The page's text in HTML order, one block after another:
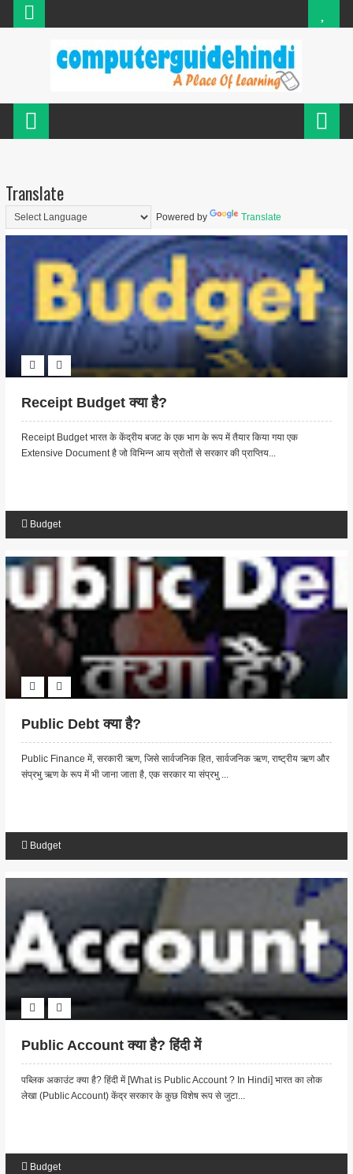
Translate
Powered by Translate
Receipt Budget क्या है?
Receipt Budget भारत के केंद्रीय बजट के एक भाग के रूप में तैयार किया गया एक
Extensive Document है जो विभिन्न आय स्रोतों से सरकार की प्राप्तिय...
Budget
Public Debt क्या है?
Public Finance में, सरकारी ऋण, जिसे सार्वजनिक हित, सार्वजनिक ऋण, राष्ट्रीय ऋण और
संप्रभु ऋण के रूप में भी जाना जाता है, एक सरकार या संप्रभु ...
Budget
Public Account क्या है? हिंदी में
पब्लिक अकाउंट क्या है? हिंदी में [What is Public Account ? In Hindi] भारत का लोक
लेखा (Public Account) केंद्र सरकार के कुछ विशेष रूप से जुटा...
Budget